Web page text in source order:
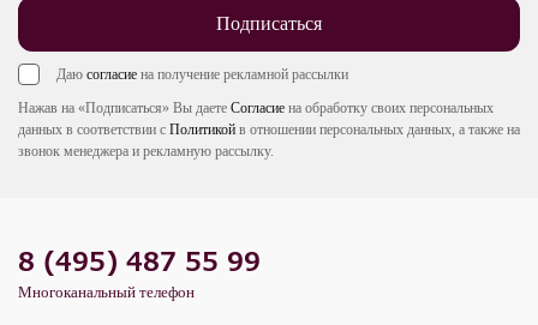
Подписаться
Даю согласие на получение рекламной рассылки
Нажав на «Подписаться» Вы даете Согласие на обработку своих персональных
данных в соответствии с Политикой в отношении персональных данных, а также на
звонок менеджера и рекламную рассылку.
8 (495) 487 55 99
Многоканальный телефон